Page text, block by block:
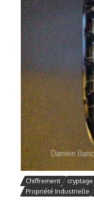
Chiffrement cryptage
Propriété Industrielle